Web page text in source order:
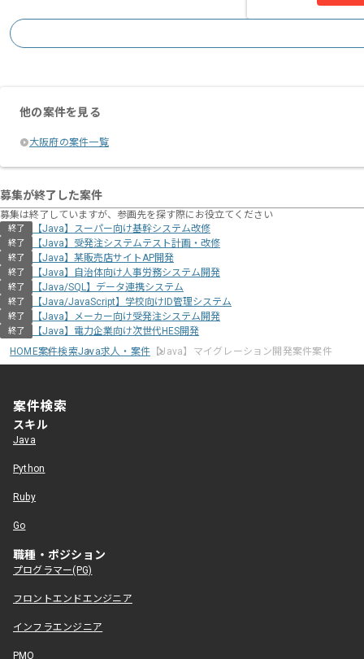
他の案件を見る
大阪府の案件一覧
募集が終了した案件
募集は終了していますが、参画先を探す際にお役立てください
終了 【Java】スーパー向け基幹システム改修
終了 【Java】受発注システムテスト計画・改修
終了 【Java】某販売店サイトAP開発
終了 【Java】自治体向け人事労務システム開発
終了 【Java/SQL】データ連携システム
終了 【Java/JavaScript】学校向けID管理システム
終了 【Java】メーカー向け受発注システム開発
終了
【Java】電力企業向け次世代HES開発
HOME案件検索Java求人・案件 【Java】マイグレーション開発案件案件
案件検索
スキル
Java
Python
Ruby
Go
職種・ポジション
プログラマー(PG)
フロントエンドエンジニア
インフラエンジニア
PMO